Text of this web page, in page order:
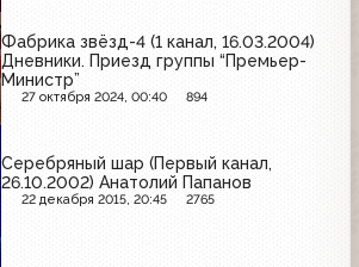
Фабрика звёзд-4 (1 канал, 16.03.2004)
Дневники. Приезд группы “Премьер-
Министр”
27 октября 2024, 00:40 894
Серебряный шар (Первый канал,
26.10.2002) Анатолий Папанов
22 декабря 2015, 20:45 2765